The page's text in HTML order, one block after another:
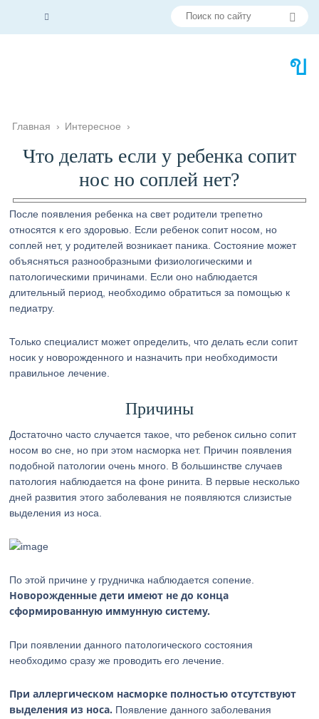
Главная › Интересное ›
Что делать если у ребенка сопит
нос но соплей нет?
После появления ребенка на свет родители трепетно
относятся к его здоровью. Если ребенок сопит носом, но
соплей нет, у родителей возникает паника. Состояние может
объясняться разнообразными физиологическими и
патологическими причинами. Если оно наблюдается
длительный период, необходимо обратиться за помощью к
педиатру.
Только специалист может определить, что делать если сопит
носик у новорожденного и назначить при необходимости
правильное лечение.
Причины
Достаточно часто случается такое, что ребенок сильно сопит
носом во сне, но при этом насморка нет. Причин появления
подобной патологии очень много. В большинстве случаев
патология наблюдается на фоне ринита. В первые несколько
дней развития этого заболевания не появляются слизистые
выделения из носа.
По этой причине у грудничка наблюдается сопение.
Новорожденные дети имеют не до конца
сформированную иммунную систему.
При появлении данного патологического состояния
необходимо сразу же проводить его лечение.
При аллергическом насморке полностью отсутствуют
выделения из носа. Появление данного заболевания